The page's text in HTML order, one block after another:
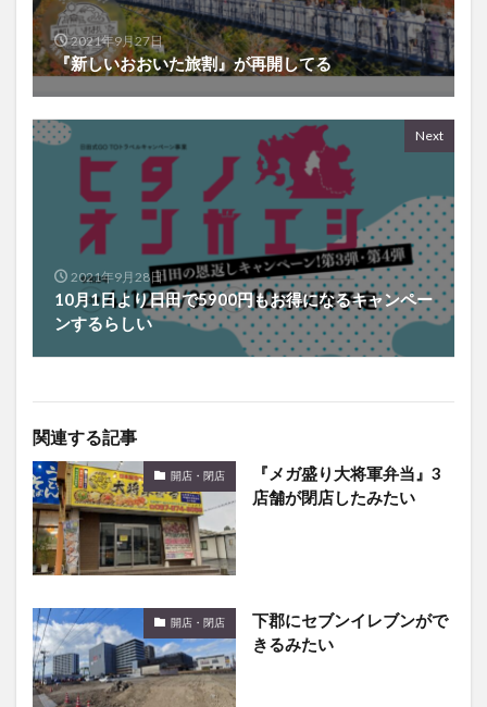
2021年9月27日
『新しいおおいた旅割』が再開してる
Next
2021年9月28日
10月1日より日田で5900円もお得になるキャンペー
ンするらしい
関連する記事
開店・閉店
『メガ盛り大将軍弁当』3
店舗が閉店したみたい
開店・閉店
下郡にセブンイレブンがで
きるみたい